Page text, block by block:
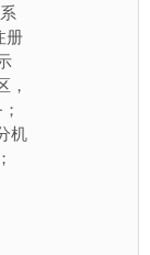
册
，
机